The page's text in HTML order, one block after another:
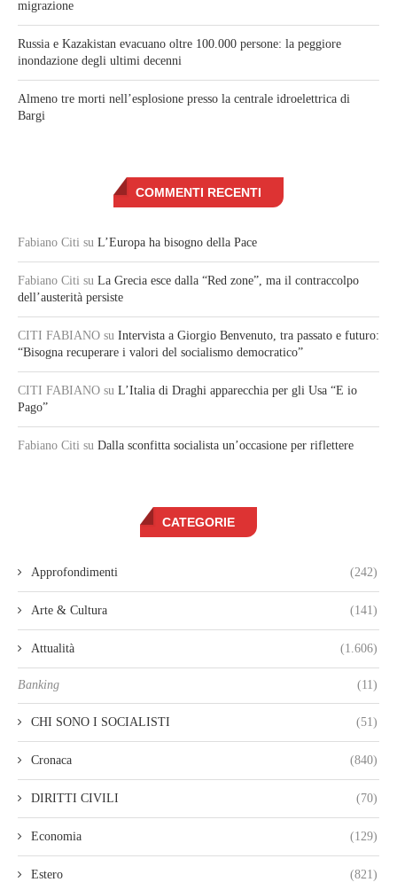
migrazione
Russia e Kazakistan evacuano oltre 100.000 persone: la peggiore
inondazione degli ultimi decenni
Almeno tre morti nell’esplosione presso la centrale idroelettrica di
Bargi
COMMENTI RECENTI
Fabiano Citi su L’Europa ha bisogno della Pace
Fabiano Citi su La Grecia esce dalla “Red zone”, ma il contraccolpo
dell’austerità persiste
CITI FABIANO su Intervista a Giorgio Benvenuto, tra passato e futuro:
“Bisogna recuperare i valori del socialismo democratico”
CITI FABIANO su L’Italia di Draghi apparecchia per gli Usa “E io
Pago”
Fabiano Citi su Dalla sconfitta socialista un’occasione per riflettere
CATEGORIE
Approfondimenti (242)
Arte & Cultura (141)
Attualità (1.606)
Banking (11)
CHI SONO I SOCIALISTI (51)
Cronaca (840)
DIRITTI CIVILI (70)
Economia (129)
Estero (821)